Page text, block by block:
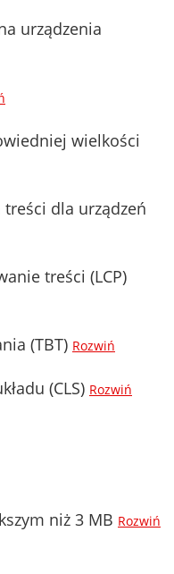
urządzenia
wielkości
dla urządzeń
treści (LCP)
(TBT) Rozwiń
(CLS) Rozwiń
niż 3 MB Rozwiń